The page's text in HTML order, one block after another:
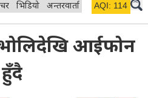
भिडियो अन्तरवार्ता विचार/ब्लग
AQI: 114
आईफोन